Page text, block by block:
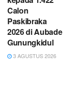
Calon
Paskibraka
2026 di Aubade
Gunungkidul
3 AGUSTUS 2026